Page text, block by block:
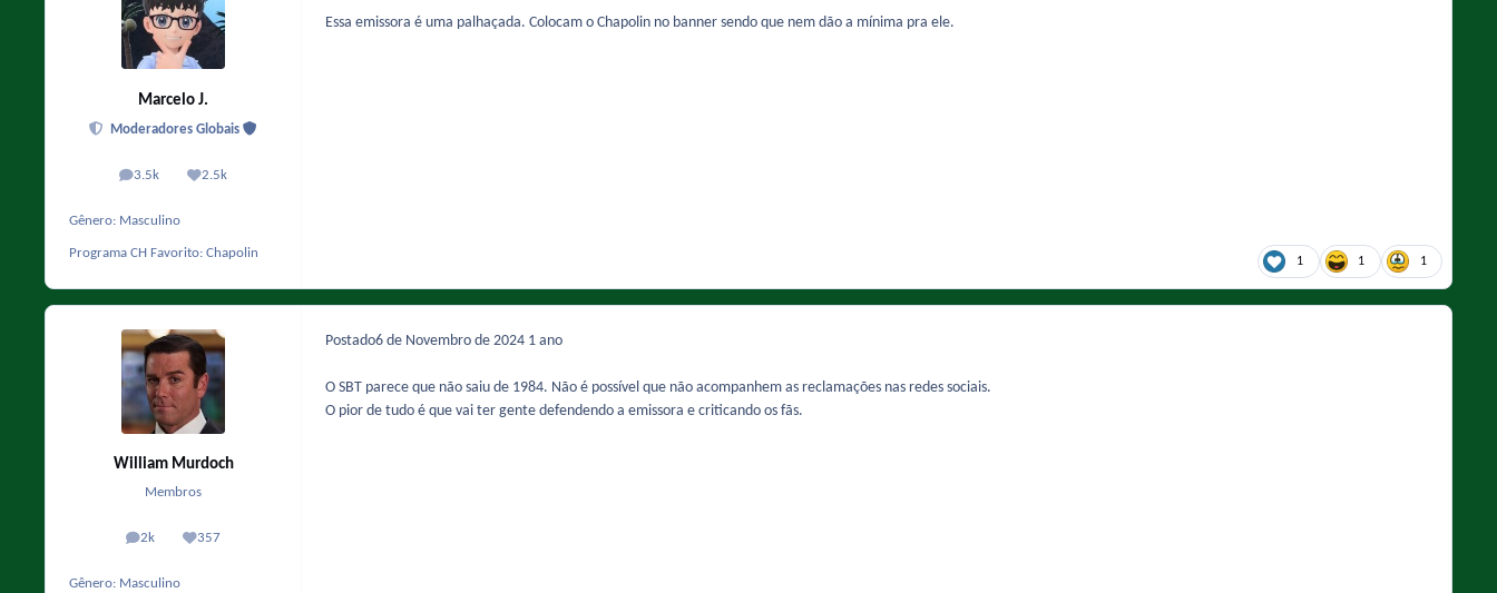
Marcelo J.
Moderadores Globais
3.5k
posts 2.5k
Reputação
Gênero: Masculino
Programa CH Favorito: Chapolin
Essa emissora é uma palhaçada. Colocam o Chapolin no banner sendo que nem dão a mínima pra ele.
1 1 1
William Murdoch
Membros
2k
posts 357
Reputação
Gênero: Masculino
Postado6 de Novembro de 2024 1 ano
O SBT parece que não saiu de 1984. Não é possível que não acompanhem as reclamações nas redes sociais.
O pior de tudo é que vai ter gente defendendo a emissora e criticando os fãs.